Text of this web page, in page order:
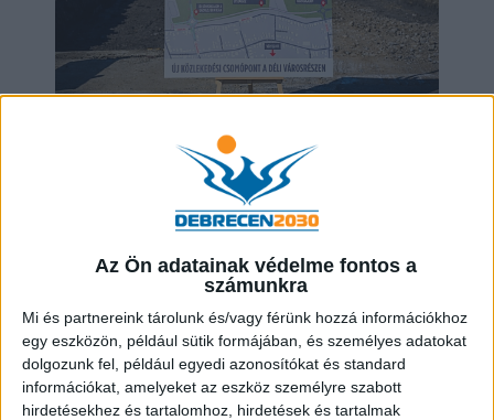
Az Ön adatainak védelme fontos a
számunkra
Mi és partnereink tárolunk és/vagy férünk hozzá információkhoz
egy eszközön, például sütik formájában, és személyes adatokat
dolgozunk fel, például egyedi azonosítókat és standard
információkat, amelyeket az eszköz személyre szabott
hirdetésekhez és tartalomhoz, hirdetések és tartalmak
ÚJ UTAT ÉPÍTENEK DEBRECENI DÉLI
VÁROSRÉSZÉBEN